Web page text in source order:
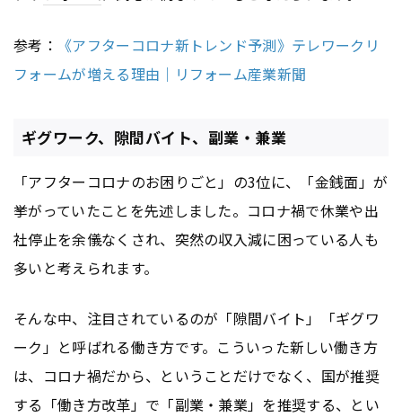
参考： 《アフターコロナ新トレンド予測》テレワークリ
フォームが増える理由｜リフォーム産業新聞
ギグワーク、隙間バイト、副業・兼業
「アフターコロナのお困りごと」の3位に、「金銭面」が
挙がっていたことを先述しました。コロナ禍で休業や出
社停止を余儀なくされ、突然の収入減に困っている人も
多いと考えられます。
そんな中、注目されているのが「隙間バイト」「ギグワ
ーク」と呼ばれる働き方です。こういった新しい働き方
は、コロナ禍だから、ということだけでなく、国が推奨
する「働き方改革」で「副業・兼業」を推奨する、とい